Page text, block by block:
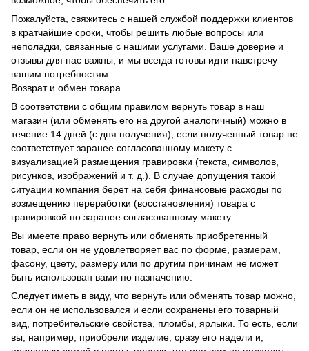
Пожалуйста, свяжитесь с нашей службой поддержки клиентов
в кратчайшие сроки, чтобы решить любые вопросы или
неполадки, связанные с нашими услугами. Ваше доверие и
отзывы для нас важны, и мы всегда готовы идти навстречу
вашим потребностям.
Возврат и обмен товара
В соответствии с общим правилом вернуть товар в наш
магазин (или обменять его на другой аналогичный) можно в
течение 14 дней (с дня получения), если полученный товар не
соответствует заранее согласованному макету с
визуализацией размещения гравировки (текста, символов,
рисунков, изображений и т. д.). В случае допущения такой
ситуации компания берет на себя финансовые расходы по
возмещению переработки (восстановления) товара с
гравировкой по заранее согласованному макету.
Вы имеете право вернуть или обменять приобретенный
товар, если он не удовлетворяет вас по форме, размерам,
фасону, цвету, размеру или по другим причинам не может
быть использован вами по назначению.
Следует иметь в виду, что вернуть или обменять товар можно,
если он не использовался и если сохранены его товарный
вид, потребительские свойства, пломбы, ярлыки. То есть, если
вы, например, приобрели изделие, сразу его надели и,